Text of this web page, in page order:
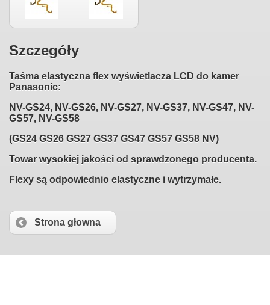
Szczegóły
Taśma elastyczna flex wyświetlacza LCD do kamer
Panasonic:
NV-GS24, NV-GS26, NV-GS27, NV-GS37, NV-GS47, NV-
GS57, NV-GS58
(GS24 GS26 GS27 GS37 GS47 GS57 GS58 NV)
Towar wysokiej jakości od sprawdzonego producenta.
Flexy są odpowiednio elastyczne i wytrzymałe.
Strona głowna